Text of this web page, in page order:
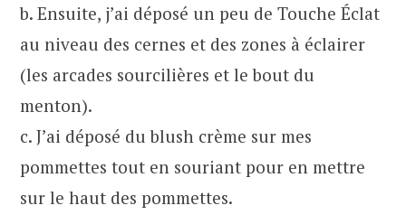
b. Ensuite, j’ai déposé un peu de Touche Éclat
au niveau des cernes et des zones à éclairer
(les arcades sourcilières et le bout du
menton).
c. J’ai déposé du blush crème sur mes
pommettes tout en souriant pour en mettre
sur le haut des pommettes.